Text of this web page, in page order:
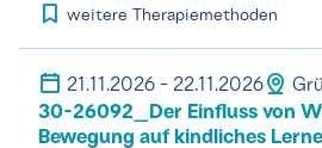
weitere Therapiemethoden
21.11.2026 - 22.11.2026
30-26092_Der Einfluss von
Bewegung auf kindliches